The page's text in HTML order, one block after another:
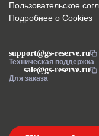
support@gs-reserve.ru
Техническая поддержка
sale@gs-reserve.ru
Для заказа
Пользовательское
Подробнее о Cookies